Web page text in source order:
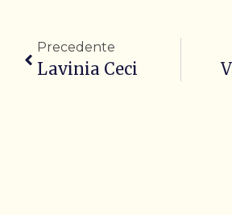
Precedente
Lavinia Ceci